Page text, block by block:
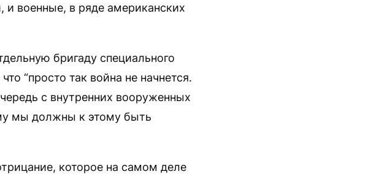
военные, в ряде американских
бригаду специального
“просто так война не начнется.
с внутренних вооруженных
мы должны к этому быть
которое на самом деле